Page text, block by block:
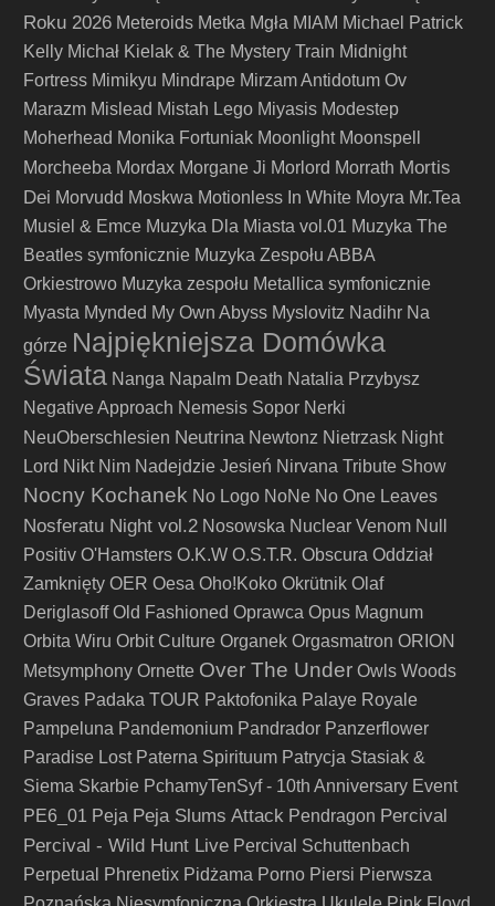
Roku 2026 Meteroids Metka Mgła MIAM Michael Patrick
Kelly Michał Kielak & The Mystery Train Midnight
Fortress Mimikyu Mindrape Mirzam Antidotum Ov
Marazm Mislead Mistah Lego Miyasis Modestep
Moherhead Monika Fortuniak Moonlight Moonspell
Morcheeba Mordax Morgane Ji Morlord Morrath Mortis
Dei Morvudd Moskwa Motionless In White Moyra Mr.Tea
Musiel & Emce Muzyka Dla Miasta vol.01 Muzyka The
Beatles symfonicznie Muzyka Zespołu ABBA
Orkiestrowo Muzyka zespołu Metallica symfonicznie
Myasta Mynded My Own Abyss Myslovitz Nadihr Na
górze Najpiękniejsza Domówka
Świata Nanga Napalm Death Natalia Przybysz
Negative Approach Nemesis Sopor Nerki
NeuOberschlesien Neutrina Newtonz Nietrzask Night
Lord Nikt Nim Nadejdzie Jesień Nirvana Tribute Show
Nocny Kochanek No Logo NoNe No One Leaves
Nosferatu Night vol.2 Nosowska Nuclear Venom Null
Positiv O'Hamsters O.K.W O.S.T.R. Obscura Oddział
Zamknięty OER Oesa Oho!Koko Okrütnik Olaf
Deriglasoff Old Fashioned Oprawca Opus Magnum
Orbita Wiru Orbit Culture Organek Orgasmatron ORION
Metsymphony Ornette Over The Under Owls Woods
Graves Padaka TOUR Paktofonika Palaye Royale
Pampeluna Pandemonium Pandrador Panzerflower
Paradise Lost Paterna Spirituum Patrycja Stasiak &
Siema Skarbie PchamyTenSyf - 10th Anniversary Event
PE6_01 Peja Peja Slums Attack Pendragon Percival
Percival - Wild Hunt Live Percival Schuttenbach
Perpetual
Phrenetix Pidżama Porno Piersi Pierwsza